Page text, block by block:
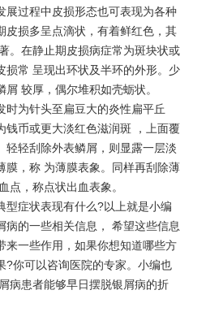
展过程中皮损形态也可表现为各种
皮损多呈点滴状，有着鲜红色，其
。在静止期皮损病症常为斑块状或
损常 呈现出环状及半环的外形。少
较厚，偶尔堆积如壳蛎状。
时为针头至扁豆大的炎性扁平丘
钱币或更大淡红色滋润斑 ，上面覆
轻轻刮除外表鳞屑，则显露一层淡
膜，称 为薄膜表象。同样再刮除薄
点，称点状出血表象。
型症状表现有什么?以上就是小编
病的一些相关信息， 希望这些信息
来一些作用，如果你想知道哪些方
?你可以咨询医院的专家。小编也
病患者能够早日摆脱银屑病的折